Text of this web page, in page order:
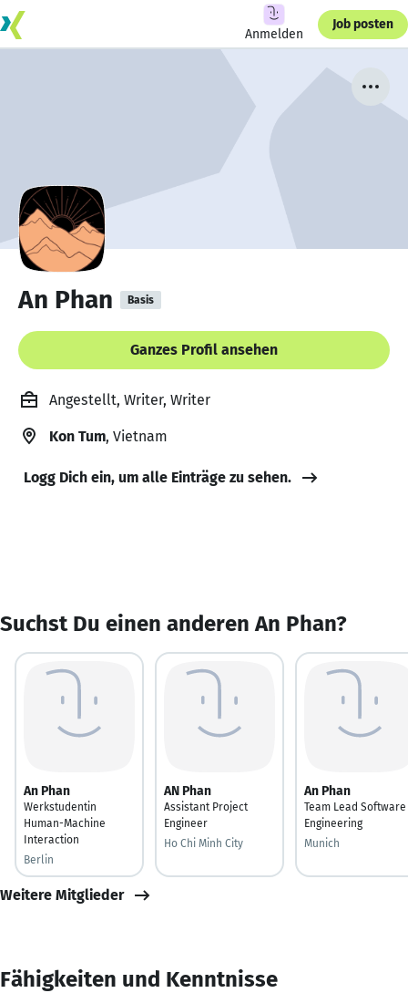
Anmelden
Job posten
An Phan Basis
Ganzes Profil ansehen
Angestellt, Writer, Writer
Kon Tum, Vietnam
Logg Dich ein, um alle Einträge zu sehen.
Suchst Du einen anderen An Phan?
An Phan
Werkstudentin
Human-Machine
Interaction
Berlin
AN Phan
Assistant Project
Engineer
Ho Chi Minh City
An Phan
Team Lead Software
Engineering
Munich
Weitere Mitglieder
Fähigkeiten und Kenntnisse